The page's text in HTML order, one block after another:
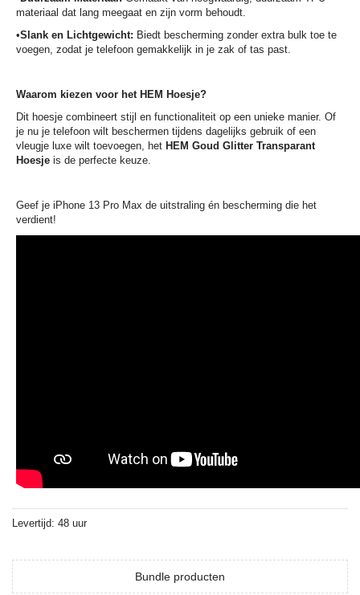
materiaal dat lang meegaat en zijn vorm behoudt.
•Slank en Lichtgewicht: Biedt bescherming zonder extra bulk toe te
voegen, zodat je telefoon gemakkelijk in je zak of tas past.
Waarom kiezen voor het HEM Hoesje?
Dit hoesje combineert stijl en functionaliteit op een unieke manier. Of
je nu je telefoon wilt beschermen tijdens dagelijks gebruik of een
vleugje luxe wilt toevoegen, het HEM Goud Glitter Transparant
Hoesje is de perfecte keuze.
Geef je iPhone 13 Pro Max de uitstraling én bescherming die het
verdient!
Levertijd: 48 uur
Bundle producten